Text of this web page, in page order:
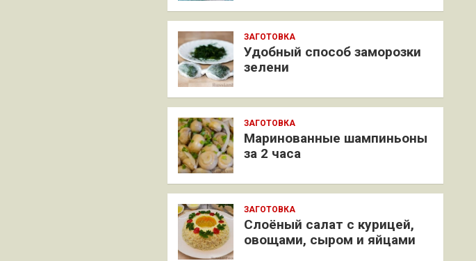
ЗАГОТОВКА
Удобный способ заморозки
зелени
ЗАГОТОВКА
Маринованные шампиньоны
за 2 часа
ЗАГОТОВКА
Слоёный салат с курицей,
овощами, сыром и яйцами